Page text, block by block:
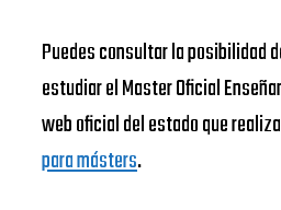
Puedes consultar la posibilidad
estudiar el Master Oficial
web oficial del estado que realiza
para másters.